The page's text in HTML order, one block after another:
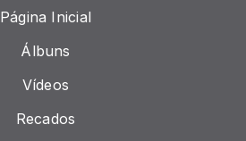
Página Inicial
Álbuns
Vídeos
Recados